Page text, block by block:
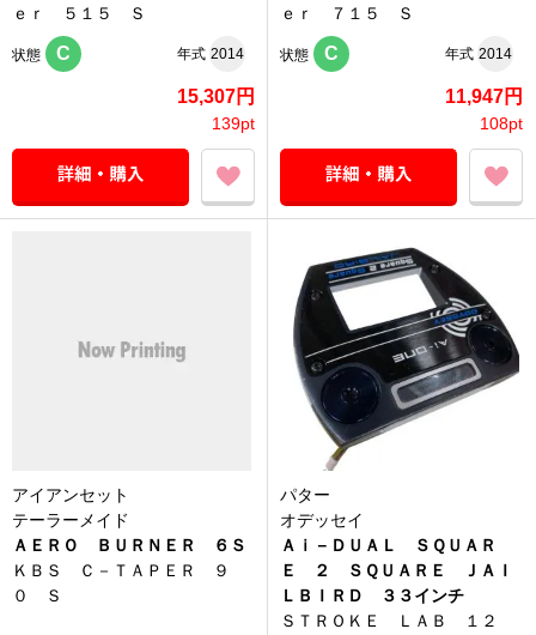
ｅｒ ５１５ Ｓ
状態 C 年式 2014
15,307円
139pt
ｅｒ ７１５ Ｓ
状態 C 年式 2014
11,947円
108pt
アイアンセット
テーラーメイド
ＡＥＲＯ ＢＵＲＮＥＲ ６Ｓ
ＫＢＳ Ｃ－ＴＡＰＥＲ ９
０ Ｓ
パター
オデッセイ
Ａｉ－ＤＵＡＬ ＳＱＵＡＲ
Ｅ ２ ＳＱＵＡＲＥ ＪＡＩ
ＬＢＩＲＤ ３３インチ
ＳＴＲＯＫＥ ＬＡＢ １２